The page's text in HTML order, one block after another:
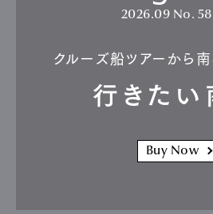
2026.09 No.
クルーズ船ツアーから
行きたい
Buy Now